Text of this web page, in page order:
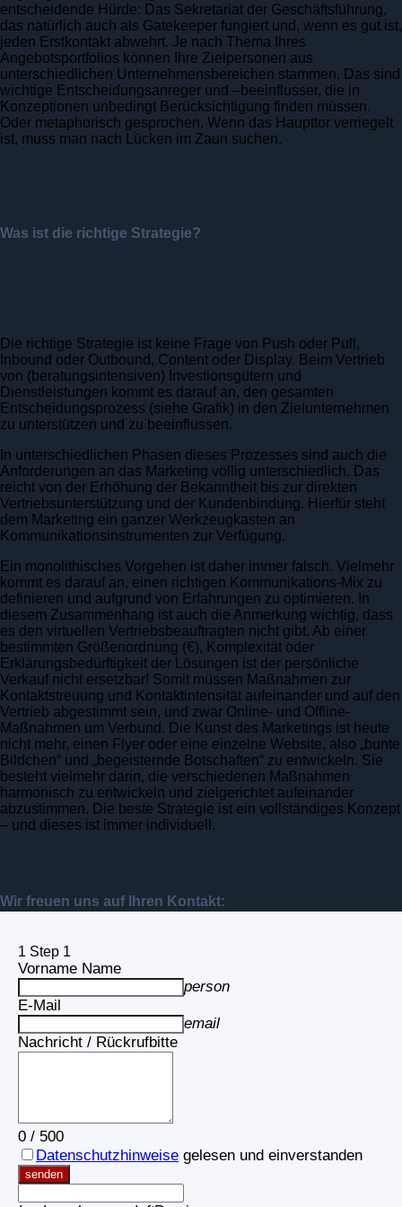
entscheidende Hürde: Das Sekretariat der Geschäftsführung,
das natürlich auch als Gatekeeper fungiert und, wenn es gut ist,
jeden Erstkontakt abwehrt. Je nach Thema Ihres
Angebotsportfolios können Ihre Zielpersonen aus
unterschiedlichen Unternehmensbereichen stammen. Das sind
wichtige Entscheidungsanreger und –beeinflusser, die in
Konzeptionen unbedingt Berücksichtigung finden müssen.
Oder metaphorisch gesprochen. Wenn das Haupttor verriegelt
ist, muss man nach Lücken im Zaun suchen.
Was ist die richtige Strategie?
Die richtige Strategie ist keine Frage von Push oder Pull,
Inbound oder Outbound, Content oder Display. Beim Vertrieb
von (beratungsintensiven) Investionsgütern und
Dienstleistungen kommt es darauf an, den gesamten
Entscheidungsprozess (siehe Grafik) in den Zielunternehmen
zu unterstützen und zu beeinflussen.
In unterschiedlichen Phasen dieses Prozesses sind auch die
Anforderungen an das Marketing völlig unterschiedlich. Das
reicht von der Erhöhung der Bekanntheit bis zur direkten
Vertriebsunterstützung und der Kundenbindung. Hierfür steht
dem Marketing ein ganzer Werkzeugkasten an
Kommunikationsinstrumenten zur Verfügung.
Ein monolithisches Vorgehen ist daher immer falsch. Vielmehr
kommt es darauf an, einen richtigen Kommunikations-Mix zu
definieren und aufgrund von Erfahrungen zu optimieren. In
diesem Zusammenhang ist auch die Anmerkung wichtig, dass
es den virtuellen Vertriebsbeauftragten nicht gibt. Ab einer
bestimmten Größenordnung (€), Komplexität oder
Erklärungsbedürftigkeit der Lösungen ist der persönliche
Verkauf nicht ersetzbar! Somit müssen Maßnahmen zur
Kontaktstreuung und Kontaktintensität aufeinander und auf den
Vertrieb abgestimmt sein, und zwar Online- und Offline-
Maßnahmen um Verbund. Die Kunst des Marketings ist heute
nicht mehr, einen Flyer oder eine einzelne Website, also „bunte
Bildchen“ und „begeisternde Botschaften“ zu entwickeln. Sie
besteht vielmehr darin, die verschiedenen Maßnahmen
harmonisch zu entwickeln und zielgerichtet aufeinander
abzustimmen. Die beste Strategie ist ein vollständiges Konzept
– und dieses ist immer individuell.
Wir freuen uns auf Ihren Kontakt:
1 Step 1
Vorname Name
person
E-Mail
email
Nachricht / Rückrufbitte
0 / 500
Datenschutzhinweise gelesen und einverstanden
senden